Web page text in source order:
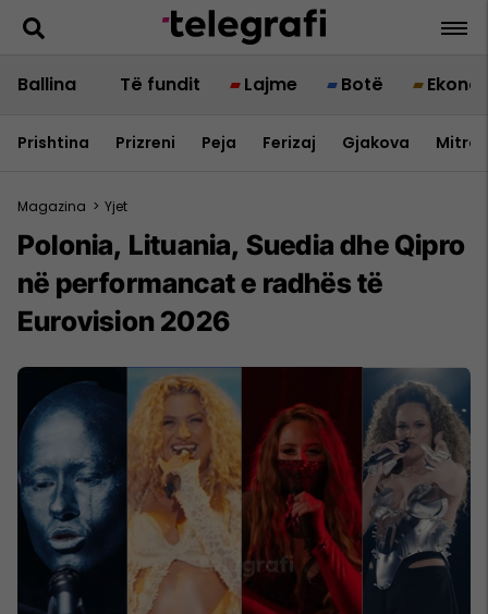
Ballina Të fundit Lajme Botë
Prishtina Prizreni Peja Ferizaj Gjakova
Magazina > Yjet
Polonia, Lituania, Suedia dhe Qipro
në performancat e radhës të
Eurovision 2026